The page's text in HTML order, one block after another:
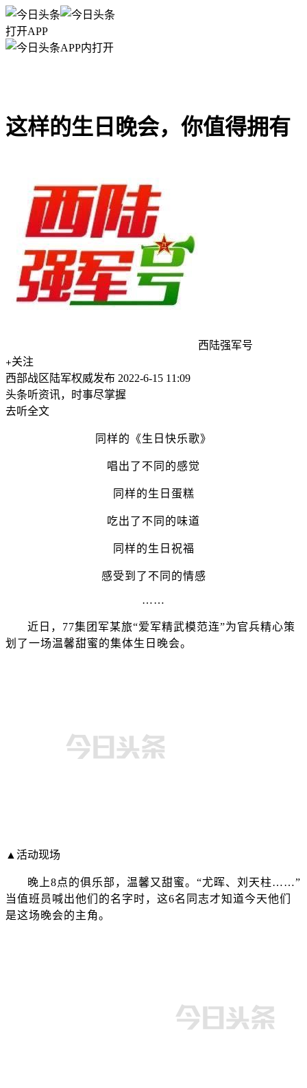
打开APP
APP内打开
这样的生日晚会，你值得拥有
西陆强军号
关注
西部战区陆军权威发布 2022-6-15 11:09
头条听资讯，时事尽掌握
去听全文
同样的《生日快乐歌》
唱出了不同的感觉
同样的生日蛋糕
吃出了不同的味道
同样的生日祝福
感受到了不同的情感
……
近日，77集团军某旅“爱军精武模范连”为官兵精心策
划了一场温馨甜蜜的集体生日晚会。
▲活动现场
晚上8点的俱乐部，温馨又甜蜜。“尤晖、刘天柱……”
当值班员喊出他们的名字时，这6名同志才知道今天他们
是这场晚会的主角。